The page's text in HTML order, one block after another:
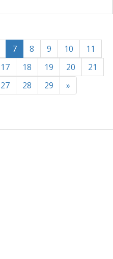
7(current)
8 9 10
11
17 18 19 20
21
27 28 29 »